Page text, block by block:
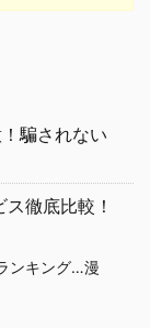
騙されない
徹底比較！
ンキング…漫